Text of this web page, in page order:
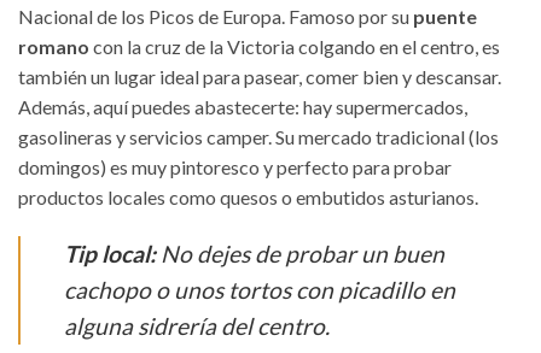
Nacional de los Picos de Europa. Famoso por su puente
romano con la cruz de la Victoria colgando en el centro, es
también un lugar ideal para pasear, comer bien y descansar.
Además, aquí puedes abastecerte: hay supermercados,
gasolineras y servicios camper. Su mercado tradicional (los
domingos) es muy pintoresco y perfecto para probar
productos locales como quesos o embutidos asturianos.
Tip local:No dejes de probar un buen
cachopo o unos tortos con picadillo en
alguna sidrería del centro.